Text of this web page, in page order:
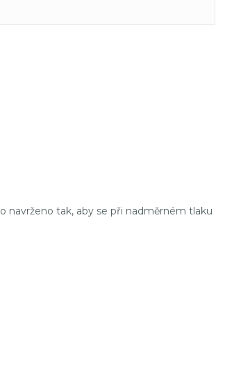
navrženo tak, aby se při nadměrném tlaku